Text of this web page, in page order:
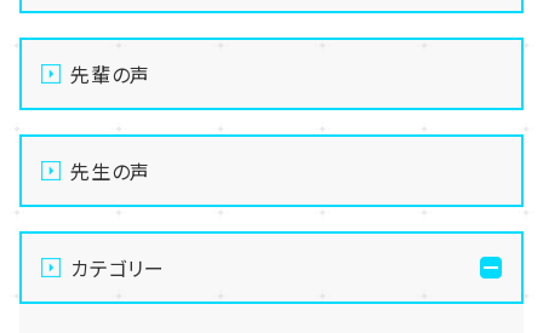
先輩の声
先生の声
カテゴリー